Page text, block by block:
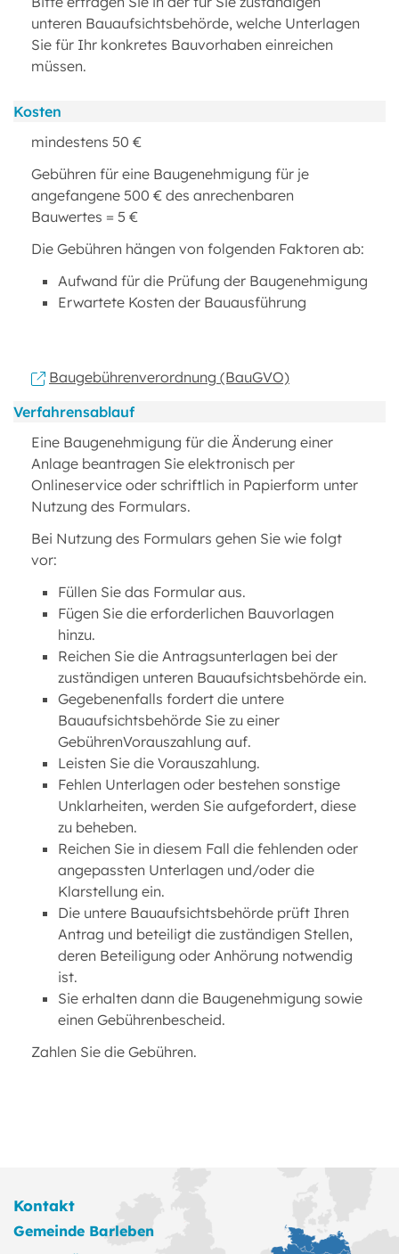
unteren Bauaufsichtsbehörde, welche Unterlagen
Sie für Ihr konkretes Bauvorhaben einreichen
müssen.
Kosten
mindestens 50 €
Gebühren für eine Baugenehmigung für je
angefangene 500 € des anrechenbaren
Bauwertes = 5 €
Die Gebühren hängen von folgenden Faktoren ab:
Aufwand für die Prüfung der Baugenehmigung
Erwartete Kosten der Bauausführung
Baugebührenverordnung (BauGVO)
Verfahrensablauf
Eine Baugenehmigung für die Änderung einer
Anlage beantragen Sie elektronisch per
Onlineservice oder schriftlich in Papierform unter
Nutzung des Formulars.
Bei Nutzung des Formulars gehen Sie wie folgt
vor:
Füllen Sie das Formular aus.
Fügen Sie die erforderlichen Bauvorlagen
hinzu.
Reichen Sie die Antragsunterlagen bei der
zuständigen unteren Bauaufsichtsbehörde ein.
Gegebenenfalls fordert die untere
Bauaufsichtsbehörde Sie zu einer
GebührenVorauszahlung auf.
Leisten Sie die Vorauszahlung.
Fehlen Unterlagen oder bestehen sonstige
Unklarheiten, werden Sie aufgefordert, diese
zu beheben.
Reichen Sie in diesem Fall die fehlenden oder
angepassten Unterlagen und/oder die
Klarstellung ein.
Die untere Bauaufsichtsbehörde prüft Ihren
Antrag und beteiligt die zuständigen Stellen,
deren Beteiligung oder Anhörung notwendig
ist.
Sie erhalten dann die Baugenehmigung sowie
einen Gebührenbescheid.
Zahlen Sie die Gebühren.
Kontakt
Gemeinde Barleben